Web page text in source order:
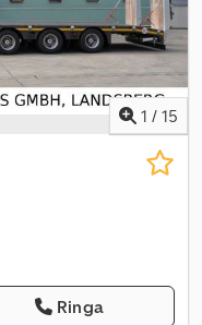
1 / 15
Ringa